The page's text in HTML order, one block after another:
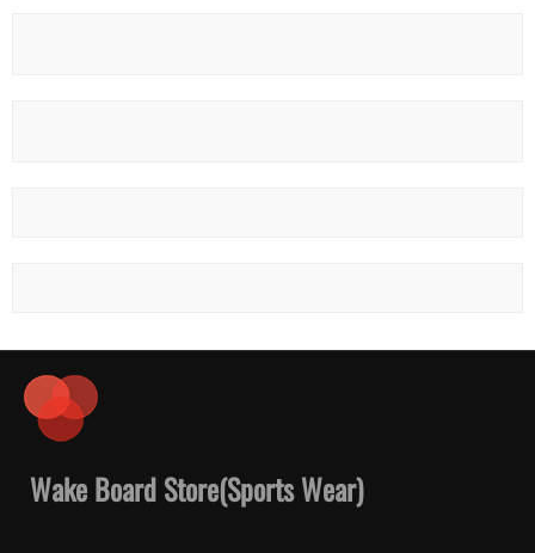
Wake Board Store(Sports Wear)